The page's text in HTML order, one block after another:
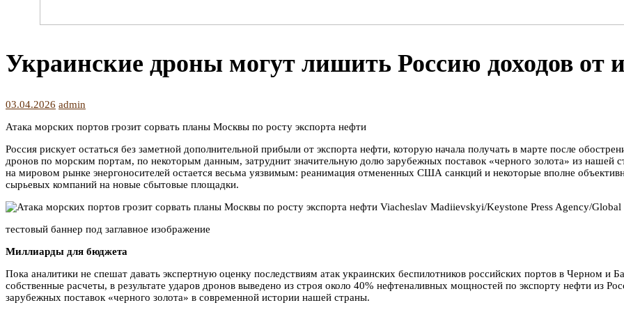
Украинские дроны могут лишить Россию доходов от
03.04.2026 admin
Атака морских портов грозит сорвать планы Москвы по росту экспорта нефти
Россия рискует остаться без заметной дополнительной прибыли от экспорта нефти, которую начала получать в марте после
дронов по морским портам, по некоторым данным, затруднит значительную долю зарубежных поставок «черного золота» из
на мировом рынке энергоносителей остается весьма уязвимым: реанимация отмененных США санкций и некоторые вполне
сырьевых компаний на новые сбытовые площадки.
Viacheslav Madiievskyi/Keystone Press Agency/Global
тестовый баннер под заглавное изображение
Миллиарды для бюджета
Пока аналитики не спешат давать экспертную оценку последствиям атак украинских беспилотников российских портов в Черном и
собственные расчеты, в результате ударов дронов выведено из строя около 40% нефтеналивных мощностей по экспорту нефти из
зарубежных поставок «черного золота» в современной истории нашей страны.